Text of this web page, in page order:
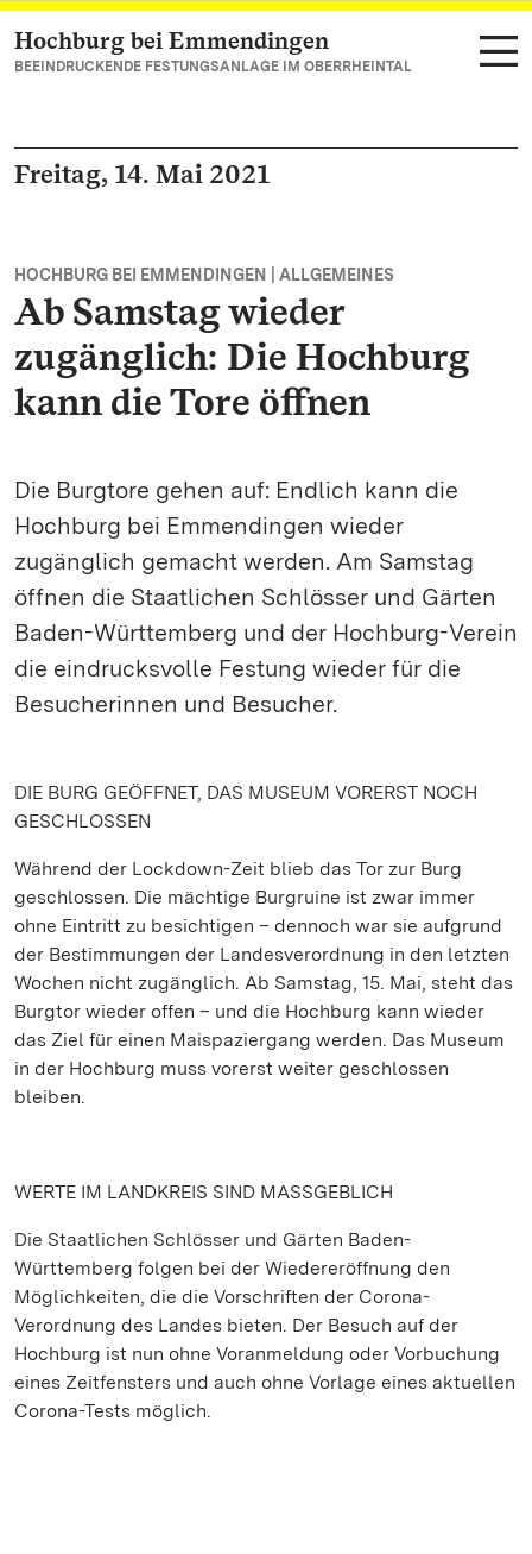
Zum Hauptinhalt springen
Hochburg bei Emmendingen
BEEINDRUCKENDE FESTUNGSANLAGE IM OBERRHEINTAL
Freitag, 14. Mai 2021
HOCHBURG BEI EMMENDINGEN | ALLGEMEINES
Ab Samstag wieder
zugänglich: Die Hochburg
kann die Tore öffnen
Die Burgtore gehen auf: Endlich kann die
Hochburg bei Emmendingen wieder
zugänglich gemacht werden. Am Samstag
öffnen die Staatlichen Schlösser und Gärten
Baden-Württemberg und der Hochburg-Verein
die eindrucksvolle Festung wieder für die
Besucherinnen und Besucher.
DIE BURG GEÖFFNET, DAS MUSEUM VORERST NOCH
GESCHLOSSEN
Während der Lockdown-Zeit blieb das Tor zur Burg
geschlossen. Die mächtige Burgruine ist zwar immer
ohne Eintritt zu besichtigen – dennoch war sie aufgrund
der Bestimmungen der Landesverordnung in den letzten
Wochen nicht zugänglich. Ab Samstag, 15. Mai, steht das
Burgtor wieder offen – und die Hochburg kann wieder
das Ziel für einen Maispaziergang werden. Das Museum
in der Hochburg muss vorerst weiter geschlossen
bleiben.
WERTE IM LANDKREIS SIND MASSGEBLICH
Die Staatlichen Schlösser und Gärten Baden-
Württemberg folgen bei der Wiedereröffnung den
Möglichkeiten, die die Vorschriften der Corona-
Verordnung des Landes bieten. Der Besuch auf der
Hochburg ist nun ohne Voranmeldung oder Vorbuchung
eines Zeitfensters und auch ohne Vorlage eines aktuellen
Corona-Tests möglich.